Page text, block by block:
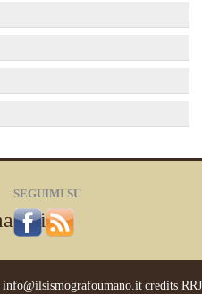
SEGUIMI SU
info@ilsismografoumano.itcredits RRJ